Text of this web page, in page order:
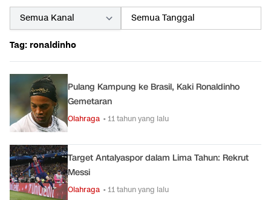
Tag: ronaldinho
Pulang Kampung ke Brasil, Kaki Ronaldinho
Gemetaran
Olahraga • 11 tahun yang lalu
Target Antalyaspor dalam Lima Tahun: Rekrut
Messi
Olahraga • 11 tahun yang lalu